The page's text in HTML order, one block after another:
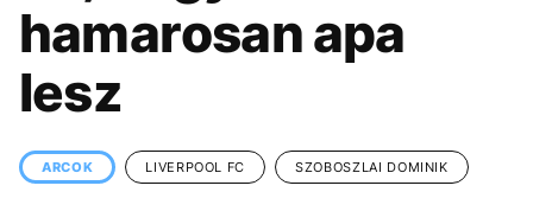
KÖZÉLET
ÉLETMÓD DESIGN
BESZÉLGETÉSEK
VIDEÓ TÖRTÉNETEK
hamarosan apa
lesz
ARCOK LIVERPOOL FC SZOBOSZLAI DOMINIK